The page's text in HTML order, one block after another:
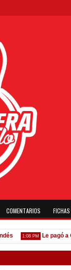
COMENTARIOS FICHAS
1:08 PM Le pagó a